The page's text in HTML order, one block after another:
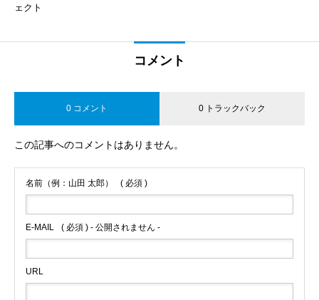
ェクト
コメント
0 コメント 0 トラックバック
この記事へのコメントはありません。
名前（例：山田 太郎） ( 必須 )
E-MAIL ( 必須 ) - 公開されません -
URL